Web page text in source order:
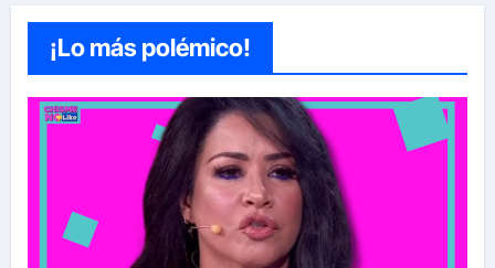
¡Lo más polémico!